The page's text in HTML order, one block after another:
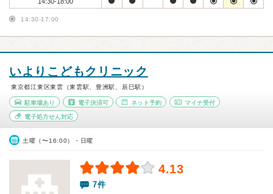
14:30-17:00
いよりこどもクリニック
東京都江東区東雲（東雲駅、豊洲駅、辰巳駅）
駐車場あり 電子決済可 ネット予約 マイナ受付
電子処方せん対応
土曜（〜16:00）・日曜
4.13
7件